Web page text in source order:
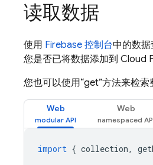
读取数据
使用 Firebase 控制台中的数
您是否已将数据添加到 Cloud
您也可以使用“get”方法来检索
Web Web
import { collection,